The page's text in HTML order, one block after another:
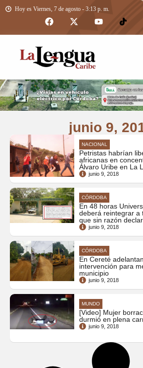
Hoy es Viernes, 7 de agosto - 3:13 p. m.
junio 9,
NACIONAL
Petristas habrían
africanas en
Álvaro Uribe en La
junio 9, 2018
CÓRDOBA
En 48 horas
deberá reintegrar a
que sin razón
junio 9, 2018
CÓRDOBA
En Cereté
intervención para
municipio
junio 9, 2018
MUNDO
[Video] Mujer
durmió en plena
junio 9, 2018